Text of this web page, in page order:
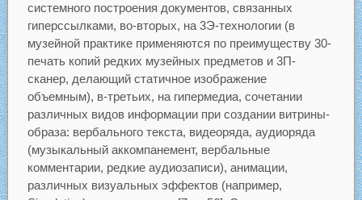
системного построения документов, связанных
гиперссылками, во-вторых, на 3Э-технологии (в
музейной практике применяются по преимуществу 30-
печать копий редких музейных предметов и 3П-
сканер, делающий статичное изображение
объемным), в-третьих, на гипермедиа, сочетании
различных видов информации при создании витрины-
образа: вербального текста, видеоряда, аудиоряда
(музыкальный аккомпанемент, вербальные
комментарии, редкие аудиозаписи), анимации,
различных визуальных эффектов (например,